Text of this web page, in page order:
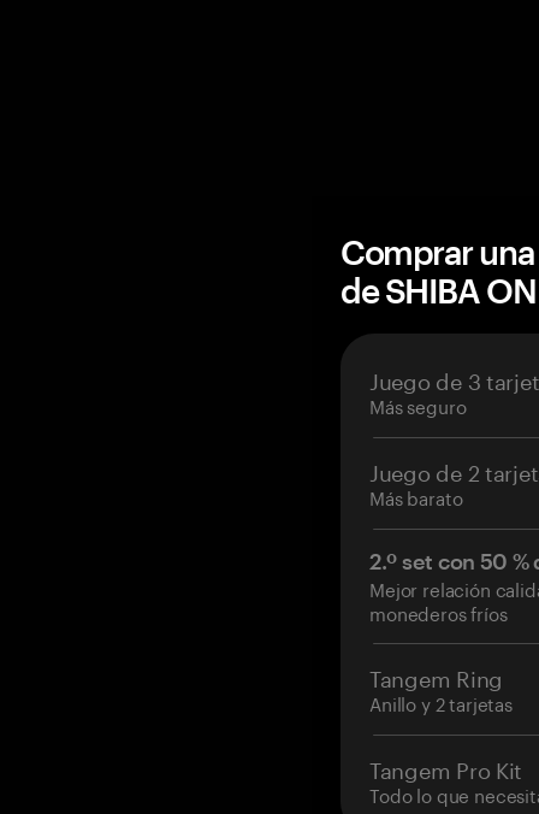
Comprar
de SHIBA
Juego de 3
Más seguro
Juego de 2
Más barato
2.º set con 50
Mejor relación
monederos fríos
Tangem Ring
Anillo y 2 tarjetas
Tangem Pro Kit
Todo lo que